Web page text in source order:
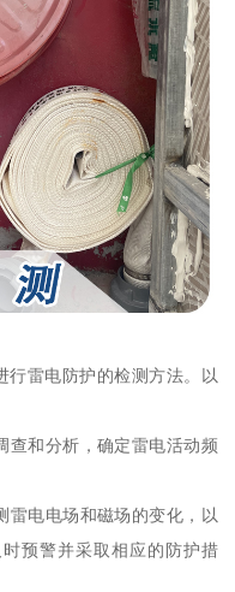
行雷电防护的检测方法。以
查和分析，确定雷电活动频
雷电电场和磁场的变化，以
预警并采取相应的防护措